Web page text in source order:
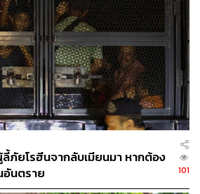
ด้วย
ถึงช่วงเช้าตรู่วันนี้มีขึ้นหลังจากที่นา
ากการละหมาดที่มัสยิดในวันแรกของ
มฎอน
news/asia/police-raid-n
pm-home-10240884
Razak เลือกตั้งมาเลเซีย
ภัยโรฮีนจากลับเมียนมา หากต้อง
อันตราย
101